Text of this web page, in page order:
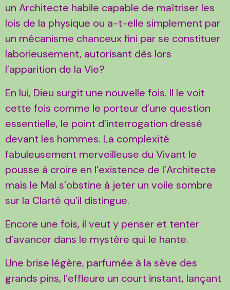
un Architecte habile capable de maîtriser les
lois de la physique ou a-t-elle simplement par
un mécanisme chanceux fini par se constituer
laborieusement, autorisant dès lors
l’apparition de la Vie?
En lui, Dieu surgit une nouvelle fois. Il le voit
cette fois comme le porteur d’une question
essentielle, le point d’interrogation dressé
devant les hommes. La complexité
fabuleusement merveilleuse du Vivant le
pousse à croire en l’existence de l’Architecte
mais le Mal s’obstine à jeter un voile sombre
sur la Clarté qu’il distingue.
Encore une fois, il veut y penser et tenter
d’avancer dans le mystère qui le hante.
Une brise légère, parfumée à la sève des
grands pins, l’effleure un court instant, lançant